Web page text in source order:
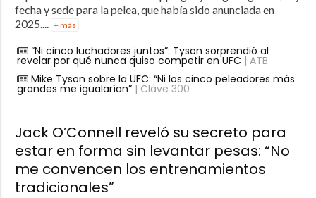
fecha y sede para la pelea, que había sido anunciada en
2025....
+ más
“Ni cinco luchadores juntos”: Tyson sorprendió al
revelar por qué nunca quiso competir en UFC | ATB
Mike Tyson sobre la UFC: “Ni los cinco peleadores más
grandes me igualarían”| Clave 300
Jack O’Connell reveló su secreto para
estar en forma sin levantar pesas: “No
me convencen los entrenamientos
tradicionales”